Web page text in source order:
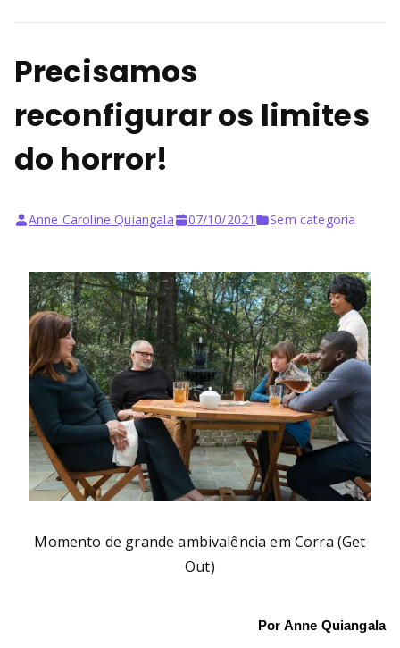
Precisamos
reconfigurar os limites
do horror!
Anne Caroline Quiangala 07/10/2021 Sem categoria
Momento de grande ambivalência em Corra (Get
Out)
Por Anne Quiangala